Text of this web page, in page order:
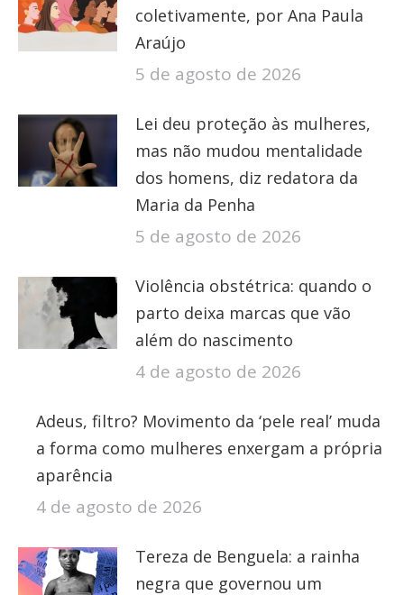
coletivamente, por Ana Paula
Araújo
5 de agosto de 2026
Lei deu proteção às mulheres,
mas não mudou mentalidade
dos homens, diz redatora da
Maria da Penha
5 de agosto de 2026
Violência obstétrica: quando o
parto deixa marcas que vão
além do nascimento
4 de agosto de 2026
Adeus, filtro? Movimento da ‘pele real’ muda
a forma como mulheres enxergam a própria
aparência
4 de agosto de 2026
Tereza de Benguela: a rainha
negra que governou um